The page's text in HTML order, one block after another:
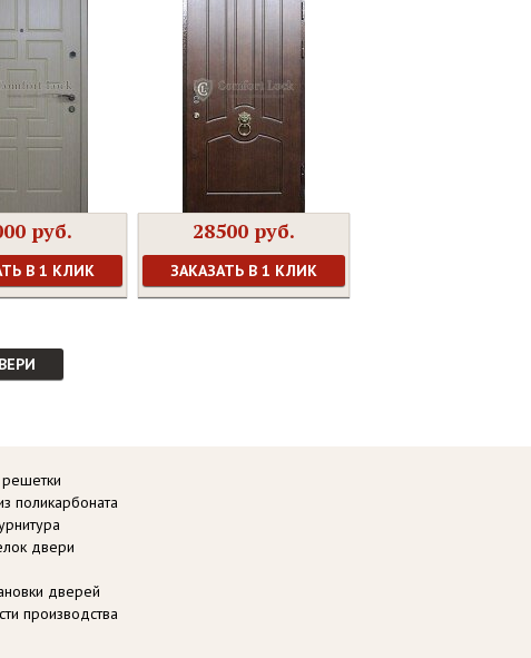
руб.
В 1 КЛИК
28500 руб.
ЗАКАЗАТЬ В 1 КЛИК
поликарбоната
двери
дверей
производства